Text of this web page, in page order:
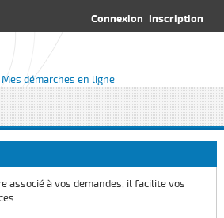
Mes démarches en ligne
Connexion Inscription
associé à vos demandes, il facilite vos